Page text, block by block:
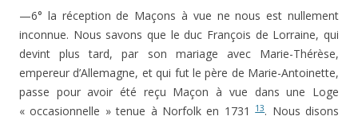
—6° la réception de Maçons à vue ne nous est nullement
inconnue. Nous savons que le duc François de Lorraine, qui
devint plus tard, par son mariage avec Marie-Thérèse,
empereur d’Allemagne, et qui fut le père de Marie-Antoinette,
passe pour avoir été reçu Maçon à vue dans une Loge
« occasionnelle » tenue à Norfolk en 173113. Nous disons